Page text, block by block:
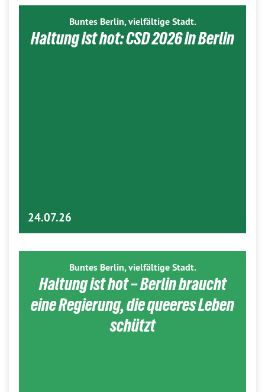
Buntes Berlin, vielfältige Stadt.
Haltung ist hot: CSD 2026 in Berlin
24.07.26
Buntes Berlin, vielfältige Stadt.
Haltung ist hot – Berlin braucht
eine Regierung, die queeres Leben
schützt